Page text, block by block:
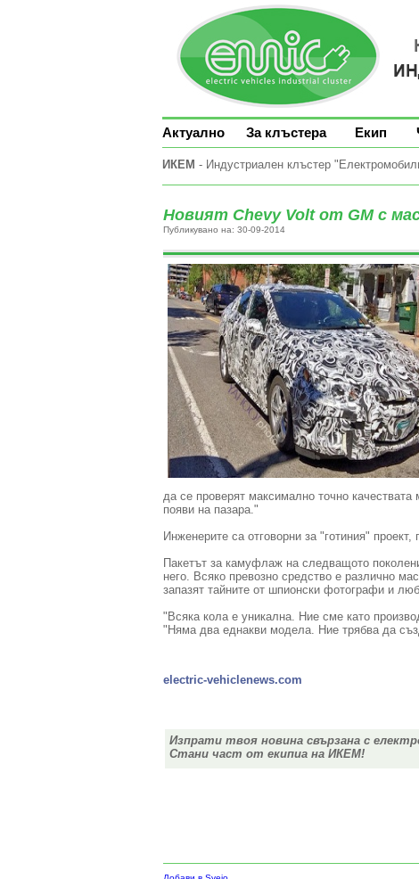
Актуално За клъстера Екип
ИКЕМ - Индустриален клъстер
Новият Chevy Volt от GM с
Публикувано на: 30-09-2014
да се проверят максимално точно
появи на пазара."
Инженерите са отговорни за "готиния" проект,
Пакетът за камуфлаж на следващото
него. Всяко превозно средство е различно
запазят тайните от шпионски фотографи и
" Всяка кола е уникална. Ние сме като
" Няма два еднакви модела. Ние трябва да
electric-vehiclenews.com
Изпрати твоя новина свързана с
Стани част от екипиа на ИКЕМ!